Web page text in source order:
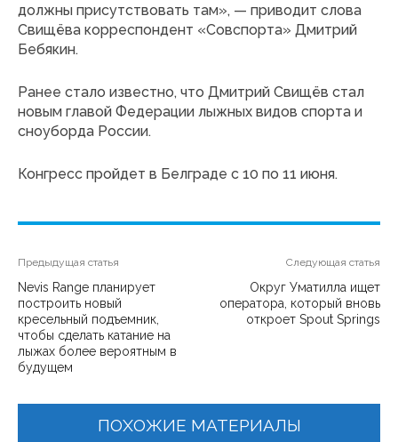
должны присутствовать там», — приводит слова
Свищёва корреспондент «Совспорта» Дмитрий
Бебякин.
Ранее стало известно, что Дмитрий Свищёв стал
новым главой Федерации лыжных видов спорта и
сноуборда России.
Конгресс пройдет в Белграде с 10 по 11 июня.
Предыдущая статья
Nevis Range планирует
построить новый
кресельный подъемник,
чтобы сделать катание на
лыжах более вероятным в
будущем
Следующая статья
Округ Уматилла ищет
оператора, который вновь
откроет Spout Springs
ПОХОЖИЕ МАТЕРИАЛЫ